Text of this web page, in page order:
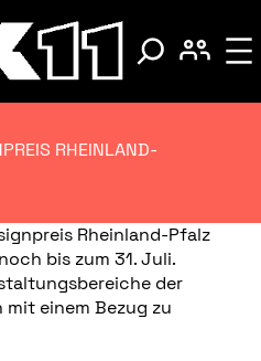
RHEINLAND-
Rheinland-Pfalz
bis zum 31. Juli.
der
einem Bezug zu